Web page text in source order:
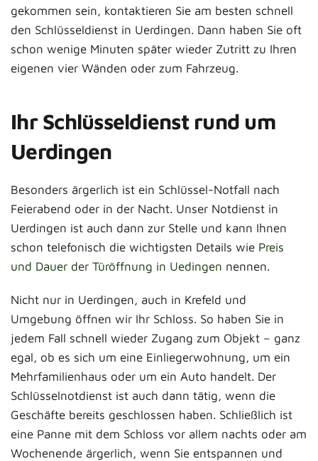
gekommen sein, kontaktieren Sie am besten schnell
den Schlüsseldienst in Uerdingen. Dann haben Sie oft
schon wenige Minuten später wieder Zutritt zu Ihren
eigenen vier Wänden oder zum Fahrzeug.
Ihr Schlüsseldienst rund um
Uerdingen
Besonders ärgerlich ist ein Schlüssel-Notfall nach
Feierabend oder in der Nacht. Unser Notdienst in
Uerdingen ist auch dann zur Stelle und kann Ihnen
schon telefonisch die wichtigsten Details wie Preis
und Dauer der Türöffnung in Uedingen nennen.
Nicht nur in Uerdingen, auch in Krefeld und
Umgebung öffnen wir Ihr Schloss. So haben Sie in
jedem Fall schnell wieder Zugang zum Objekt – ganz
egal, ob es sich um eine Einliegerwohnung, um ein
Mehrfamilienhaus oder um ein Auto handelt. Der
Schlüsselnotdienst ist auch dann tätig, wenn die
Geschäfte bereits geschlossen haben. Schließlich ist
eine Panne mit dem Schloss vor allem nachts oder am
Wochenende ärgerlich, wenn Sie entspannen und